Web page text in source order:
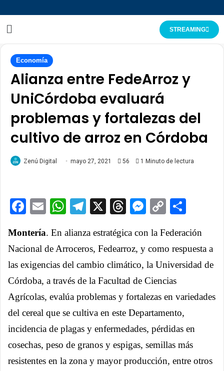
STREAMING
Economía
Alianza entre FedeArroz y
UniCórdoba evaluará
problemas y fortalezas del
cultivo de arroz en Córdoba
Zenú Digital mayo 27, 2021 56 1 Minuto de lectura
Facebook
EmailWhatsApp
Telegram
X ThreadsCopy
Montería. En alianza estratégica con la Federación
Nacional de Arroceros, Fedearroz, y como respuesta a
las exigencias del cambio climático, la Universidad de
Córdoba, a través de la Facultad de Ciencias
Agrícolas, evalúa problemas y fortalezas en variedades
del cereal que se cultiva en este Departamento,
incidencia de plagas y enfermedades, pérdidas en
cosechas, peso de granos y espigas, semillas más
resistentes en la zona y mayor producción, entre otros